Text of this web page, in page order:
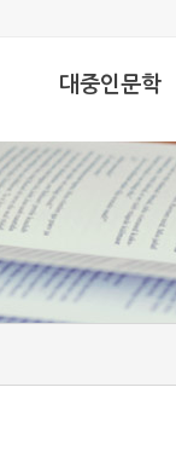
대중인문학
대중인문학연구실
대중강좌
인문도시